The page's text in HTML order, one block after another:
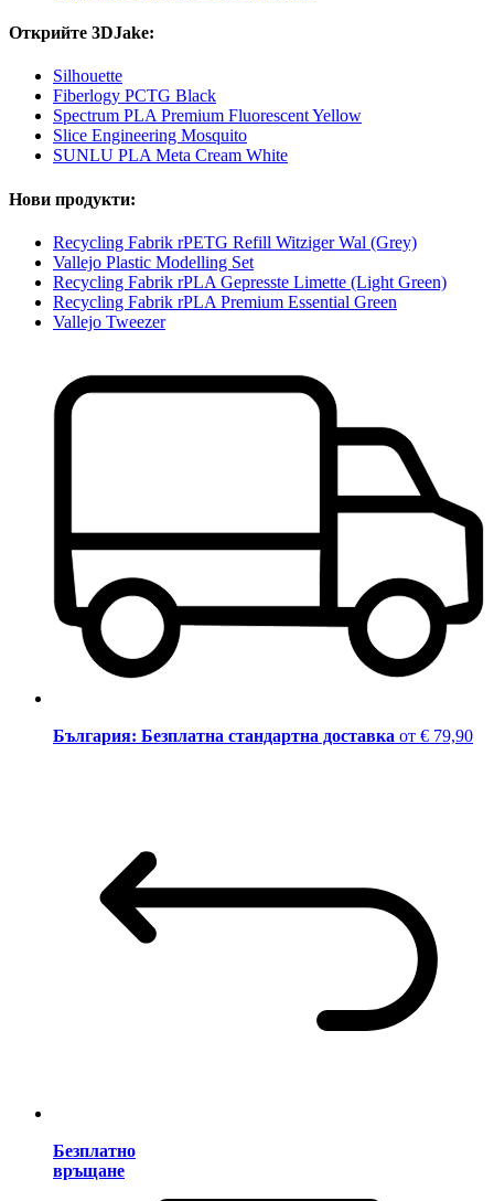
Открийте 3DJake:
Silhouette
Fiberlogy PCTG Black
Spectrum PLA Premium Fluorescent Yellow
Slice Engineering Mosquito
SUNLU PLA Meta Cream White
Нови продукти:
Recycling Fabrik rPETG Refill Witziger Wal (Grey)
Vallejo Plastic Modelling Set
Recycling Fabrik rPLA Gepresste Limette (Light Green)
Recycling Fabrik rPLA Premium Essential Green
Vallejo Tweezer
България: Безплатна стандартна доставка от € 79,90
Безплатно
връщане